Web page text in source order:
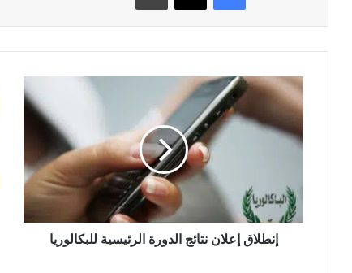
إنطلاق
إعلان
نتائج
الدورة
الرئيسية
إنطلاق إعلان نتائج الدورة الرئيسية للبكالوريا